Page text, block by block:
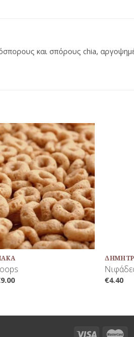
και σπόρους chia,
Προσθήκη
στη Λίστα
Αγαπημένων
9.00 €4.40